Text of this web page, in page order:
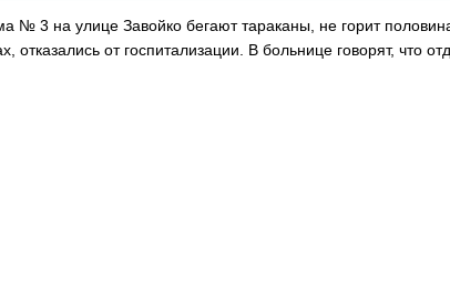
№ 3 на улице Завойко бегают тараканы, не горит
отказались от госпитализации. В больнице говорят,